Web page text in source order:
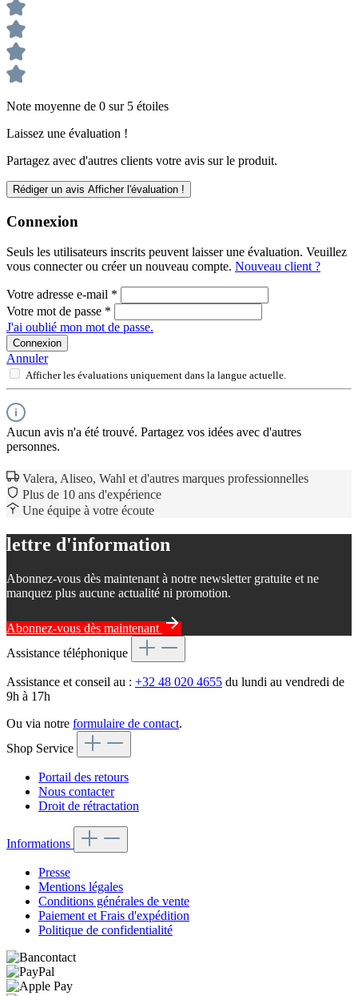
Note moyenne de 0 sur 5 étoiles
Laissez une évaluation !
Partagez avec d'autres clients votre avis sur le produit.
Rédiger un avis Afficher l'évaluation !
Connexion
Seuls les utilisateurs inscrits peuvent laisser une évaluation. Veuillez
vous connecter ou créer un nouveau compte. Nouveau client ?
Votre adresse e-mail *
Votre mot de passe *
J'ai oublié mon mot de passe.
Connexion
Annuler
Afficher les évaluations uniquement dans la langue actuelle.
Aucun avis n'a été trouvé. Partagez vos idées avec d'autres
personnes.
Valera, Aliseo, Wahl et d'autres marques professionnelles
Plus de 10 ans d'expérience
Une équipe à votre écoute
lettre d'information
Abonnez-vous dès maintenant à notre newsletter gratuite et ne
manquez plus aucune actualité ni promotion.
Abonnez-vous dès maintenant
Assistance téléphonique
Assistance et conseil au : +32 48 020 4655 du lundi au vendredi de
9h à 17h
Ou via notre formulaire de contact.
Shop Service
Portail des retours
Nous contacter
Droit de rétractation
Informations
Presse
Mentions légales
Conditions générales de vente
Paiement et Frais d'expédition
Politique de confidentialité